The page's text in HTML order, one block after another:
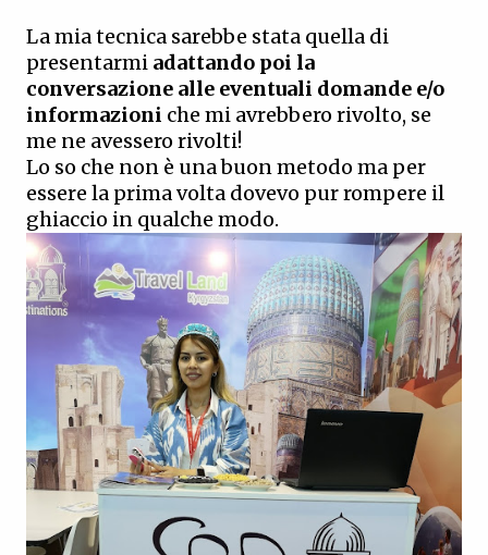
La mia tecnica sarebbe stata quella di
presentarmi adattando poi la
conversazione alle eventuali domande e/o
informazioni che mi avrebbero rivolto, se
me ne avessero rivolti!
Lo so che non è una buon metodo ma per
essere la prima volta dovevo pur rompere il
ghiaccio in qualche modo.